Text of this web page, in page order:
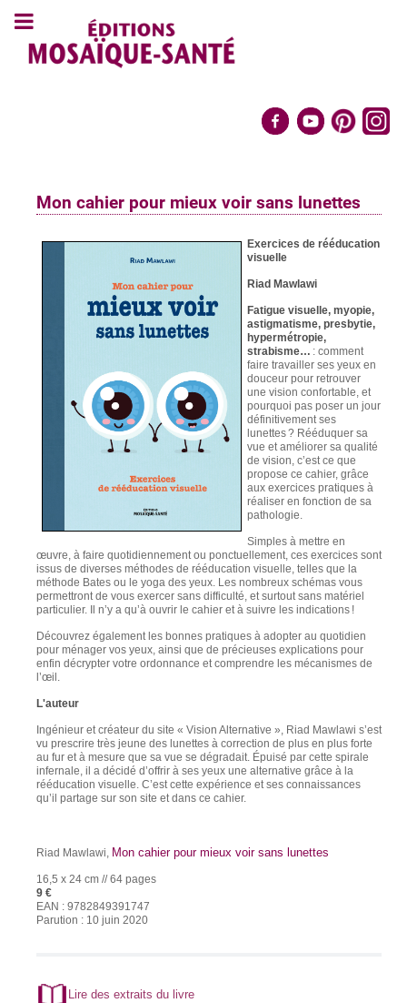
Mon cahier pour mieux voir sans lunettes
Exercices de rééducation
visuelle
Riad Mawlawi
Fatigue visuelle, myopie,
astigmatisme, presbytie,
hypermétropie,
strabisme… : comment
faire travailler ses yeux en
douceur pour retrouver
une vision confortable, et
pourquoi pas poser un jour
définitivement ses
lunettes ? Rééduquer sa
vue et améliorer sa qualité
de vision, c’est ce que
propose ce cahier, grâce
aux exercices pratiques à
réaliser en fonction de sa
pathologie.
Simples à mettre en
œuvre, à faire quotidiennement ou ponctuellement, ces exercices sont
issus de diverses méthodes de rééducation visuelle, telles que la
méthode Bates ou le yoga des yeux. Les nombreux schémas vous
permettront de vous exercer sans difficulté, et surtout sans matériel
particulier. Il n’y a qu’à ouvrir le cahier et à suivre les indications !
Découvrez également les bonnes pratiques à adopter au quotidien
pour ménager vos yeux, ainsi que de précieuses explications pour
enfin décrypter votre ordonnance et comprendre les mécanismes de
l’œil.
L'auteur
Ingénieur et créateur du site « Vision Alternative », Riad Mawlawi s’est
vu prescrire très jeune des lunettes à correction de plus en plus forte
au fur et à mesure que sa vue se dégradait. Épuisé par cette spirale
infernale, il a décidé d’offrir à ses yeux une alternative grâce à la
rééducation visuelle. C’est cette expérience et ses connaissances
qu’il partage sur son site et dans ce cahier.
Riad Mawlawi, Mon cahier pour mieux voir sans lunettes
16,5 x 24 cm // 64 pages
9 €
EAN : 9782849391747
Parution : 10 juin 2020
Lire des extraits du livre